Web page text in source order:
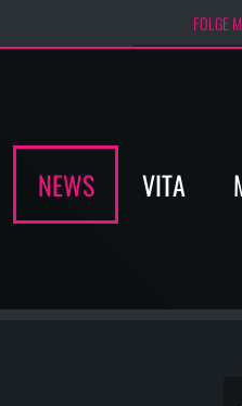
FOLGE
NEWS VITA